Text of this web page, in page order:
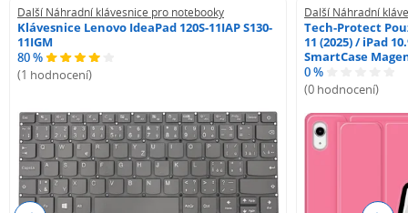
Další Náhradní klávesnice pro notebooky
Klávesnice Lenovo IdeaPad 120S-11IAP S130-
11IGM
80 %
(1 hodnocení)
Další Náhradní
Tech-Protect
11 (2025) / iPad
SmartCase
0 %
(0 hodnocení)